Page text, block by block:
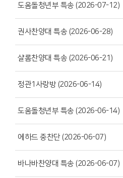
도움돌청년부 특송 (2026-07-12)
권사찬양대 특송 (2026-06-28)
샬롬찬양대 특송 (2026-06-21)
정관1사랑방 (2026-06-14)
도움돌청년부 특송 (2026-06-14)
에하드 중찬단 (2026-06-07)
바나바찬양대 특송 (2026-06-07)